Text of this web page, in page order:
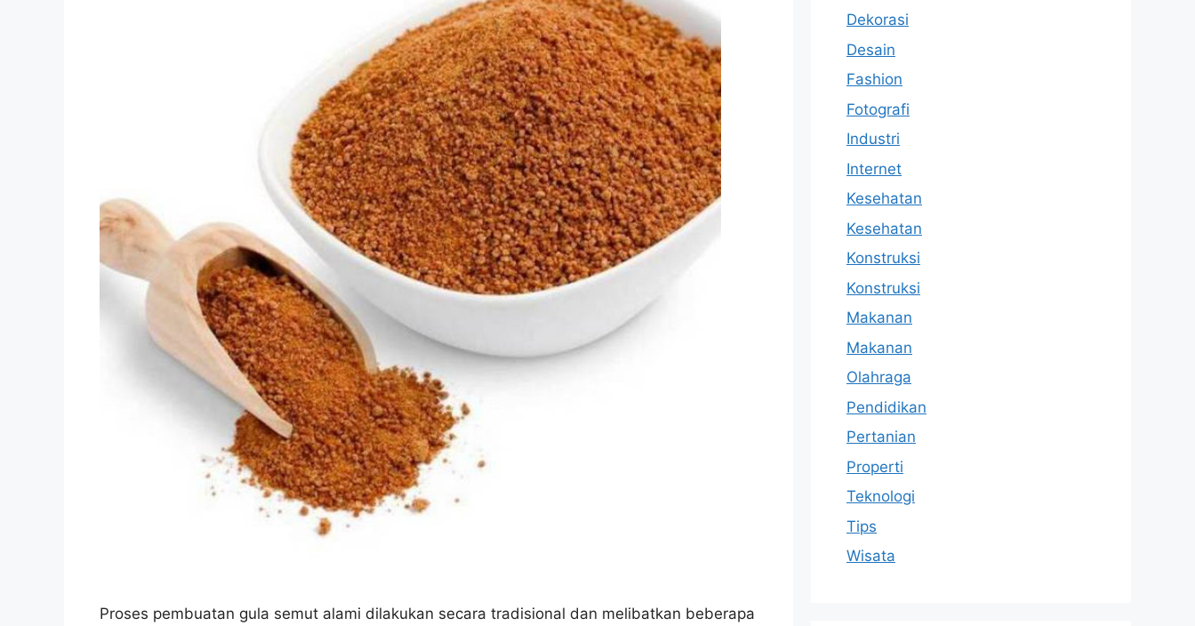
Proses pembuatan gula semut alami dilakukan secara tradisional dan melibatkan beberapa
Dekorasi
Desain
Fashion
Fotografi
Industri
Internet
Kesehatan
Kesehatan
Konstruksi
Konstruksi
Makanan
Makanan
Olahraga
Pendidikan
Pertanian
Properti
Teknologi
Tips
Wisata